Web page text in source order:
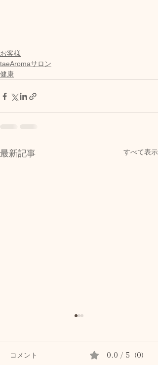
お客様
taeAromaサロン
健康
最新記事 すべて表示
コメント 0.0 / 5（0）